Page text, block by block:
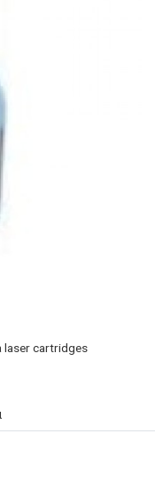
laser cartridges